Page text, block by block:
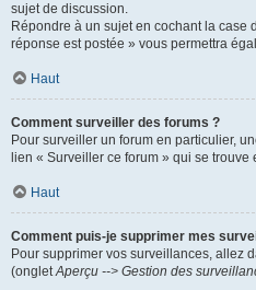
sujet de discussion.
Répondre à un sujet en cochant la case
réponse est postée » vous permettra
Haut
Comment surveiller des forums ?
Pour surveiller un forum en particulier,
lien « Surveiller ce forum » qui se trouve
Haut
Comment puis-je supprimer mes
Pour supprimer vos surveillances, allez
(ongletAperçu --> Gestion des